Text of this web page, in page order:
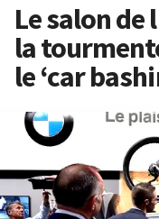
Le salon de
la
le ‘car